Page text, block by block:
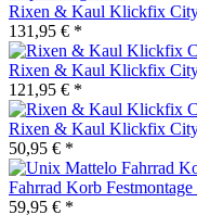
Rixen & Kaul Klickfix
131,95 € *
Rixen & Kaul Klickfix
121,95 € *
Rixen & Kaul Klickfix
50,95 € *
Fahrrad Korb Festmontage
59,95 € *